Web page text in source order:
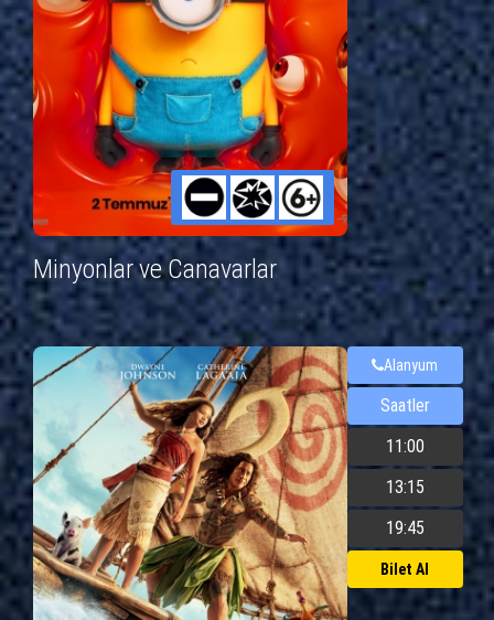
Minyonlar ve Canavarlar
Alanyum
Saatler
11:00
13:15
19:45
Bilet Al